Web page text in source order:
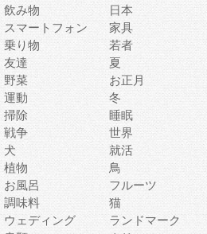
飲み物 日本
スマートフォン 家具
乗り物 若者
友達 夏
野菜 お正月
運動 冬
掃除 睡眠
戦争 世界
犬 就活
植物 鳥
お風呂 フルーツ
調味料 猫
ウェディング ランドマーク